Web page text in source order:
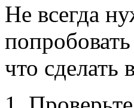
Не всегда
что сделать